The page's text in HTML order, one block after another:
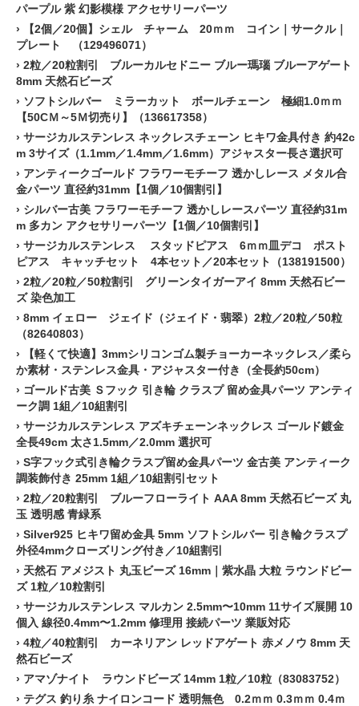
パープル 紫 幻影模様 アクセサリーパーツ
›
【2個／20個】シェル チャーム 20ｍｍ コイン｜サークル｜
プレート （129496071）
› 2粒／20粒割引 ブルーカルセドニー ブルー瑪瑙 ブルーアゲート
8mm 天然石ビーズ
› ソフトシルバー ミラーカット ボールチェーン 極細1.0ｍｍ
【50CＭ～5Ｍ切売り】（136617358）
› サージカルステンレス ネックレスチェーン ヒキワ金具付き 約42c
m 3サイズ（1.1mm／1.4mm／1.6mm）アジャスター長さ選択可
› アンティークゴールド フラワーモチーフ 透かしレース メタル合
金パーツ 直径約31mm【1個／10個割引】
› シルバー古美 フラワーモチーフ 透かしレースパーツ 直径約31m
m 多カン アクセサリーパーツ【1個／10個割引】
› サージカルステンレス スタッドピアス 6ｍｍ皿デコ ポスト
ピアス キャッチセット 4本セット／20本セット（138191500）
› 2粒／20粒／50粒割引 グリーンタイガーアイ 8mm 天然石ビー
ズ 染色加工
› 8mm イェロー ジェイド（ジェイド・翡翠）2粒／20粒／50粒
（82640803）
›
【軽くて快適】3mmシリコンゴム製チョーカーネックレス／柔ら
か素材・ステンレス金具・アジャスター付き（全長約50cm）
› ゴールド古美 Ｓフック 引き輪 クラスプ 留め金具パーツ アンティ
ーク調 1組／10組割引
› サージカルステンレス アズキチェーンネックレス ゴールド鍍金
全長49cm 太さ1.5mm／2.0mm 選択可
› S字フック式引き輪クラスプ留め金具パーツ 金古美 アンティーク
調装飾付き 25mm 1組／10組割引セット
› 2粒／20粒割引 ブルーフローライト AAA 8mm 天然石ビーズ 丸
玉 透明感 青緑系
› Silver925 ヒキワ留め金具 5mm ソフトシルバー 引き輪クラスプ
外径4mmクローズリング付き／10組割引
› 天然石 アメジスト 丸玉ビーズ 16mm｜紫水晶 大粒 ラウンドビー
ズ 1粒／10粒割引
› サージカルステンレス マルカン 2.5mm〜10mm 11サイズ展開 10
個入 線径0.4mm〜1.2mm 修理用 接続パーツ 業販対応
› 4粒／40粒割引 カーネリアン レッドアゲート 赤メノウ 8mm 天
然石ビーズ
› アマゾナイト ラウンドビーズ 14mm 1粒／10粒（83083752）
› テグス 釣り糸 ナイロンコード 透明無色 0.2ｍｍ 0.3ｍｍ 0.4ｍ